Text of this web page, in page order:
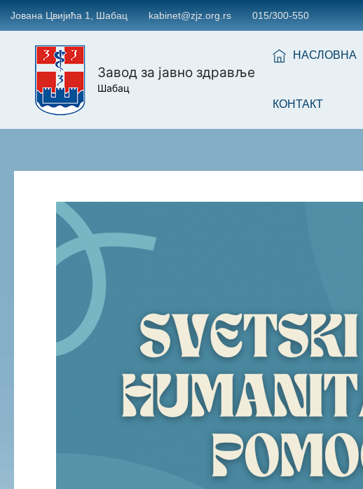
Јована Цвијића 1, Шабац kabinet@zjz.org.rs 015/300-550
Завод за јавно здравље
Шабац
НАСЛОВНА
КОНТАКТ